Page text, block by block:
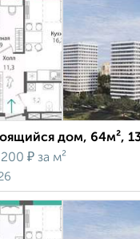
дом, 64м²,
₽ за м²